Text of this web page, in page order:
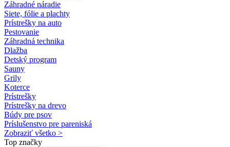
Záhradné náradie
Siete, fólie a plachty
Prístrešky na auto
Pestovanie
Záhradná technika
Dlažba
Detský program
Sauny
Grily
Koterce
Prístrešky
Prístrešky na drevo
Búdy pre psov
Príslušenstvo pre pareniská
Zobraziť všetko >
Top značky